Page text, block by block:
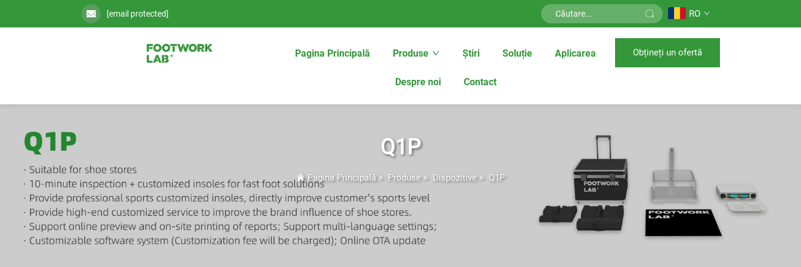
[email protected] RO
Pagina Principală Produse Știri Soluție Aplicarea
Despre noi Contact
Obțineți un ofertă
Q1P
Pagina Principală> Produse> Dispozitive> Q1P